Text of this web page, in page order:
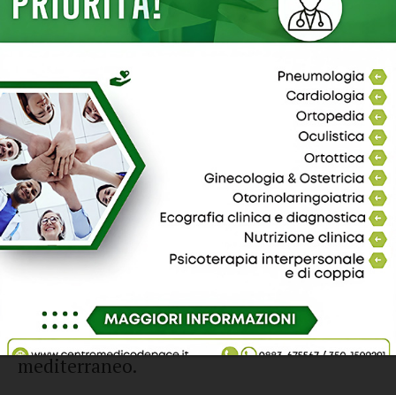
funzionamento e lo sviluppo di quasi tutti
gli organismi viventi. È presente in tutte
le nostre cellule ed è in continua
interazione con l’ambiente esterno cioè
con tutto ciò che ci circonda, dagli agenti
inquinanti dell’atmosfera che possono
recare danni irreversibili al nostro DNA,
alle molecole contenute nel cibo. Ci sono
alimenti che contengono molecole
chimiche altamente cancerogene ed altre
che invece sono responsabili della nostra
Roberto Toso dell’Università di Milano, si
trovano all’interno del regime alimentare
mediterraneo.